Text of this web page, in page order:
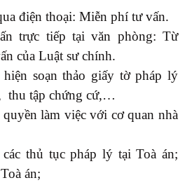
điện thoại: Miễn phí tư vấn.
trực tiếp tại văn phòng: Từ
của Luật sư chính.
soạn thảo giấy tờ pháp lý
thu tập chứng cứ,…
làm việc với cơ quan nhà
thủ tục pháp lý tại Toà án;
án;